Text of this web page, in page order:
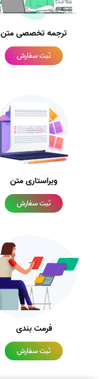
ترجمه تخصصی متن
ثبت سفارش
ویراستاری متن
ثبت سفارش
فرمت بندی
ثبت سفارش